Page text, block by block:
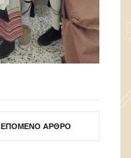
ΕΠΌΜΕΝΟ ΆΡΘΡΟ